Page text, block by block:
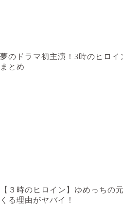
夢のドラマ初主演！3時のヒロ
まとめ
【３時のヒロイン】ゆめっちの
くる理由がヤバイ！